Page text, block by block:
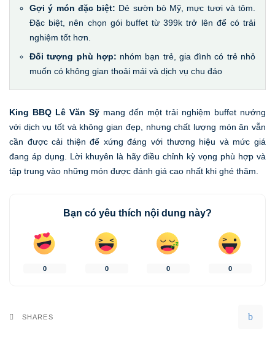
Gợi ý món đặc biệt: Dẻ sườn bò Mỹ, mực tươi và tôm.
Đặc biệt, nên chọn gói buffet từ 399k trở lên để có trải
nghiệm tốt hơn.
Đối tượng phù hợp: nhóm bạn trẻ, gia đình có trẻ nhỏ
muốn có không gian thoải mái và dịch vụ chu đáo
King BBQ Lê Văn Sỹ mang đến một trải nghiệm buffet nướng
với dịch vụ tốt và không gian đẹp, nhưng chất lượng món ăn vẫn
cần được cải thiện để xứng đáng với thương hiệu và mức giá
đang áp dụng. Lời khuyên là hãy điều chỉnh kỳ vọng phù hợp và
tập trung vào những món được đánh giá cao nhất khi ghé thăm.
Bạn có yêu thích nội dung này?
0 0 0 0
SHARES